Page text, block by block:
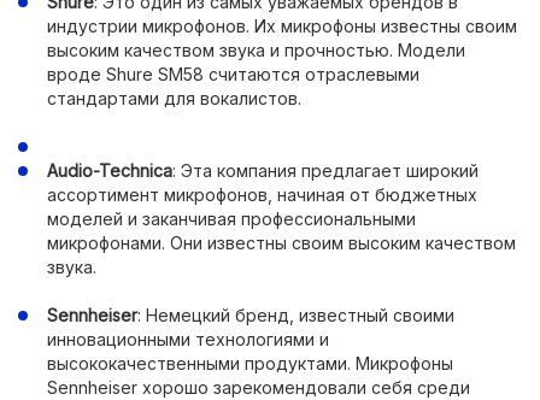
индустрии микрофонов. Их микрофоны известны своим
высоким качеством звука и прочностью. Модели
вроде Shure SM58 считаются отраслевыми
стандартами для вокалистов.
Audio-Technica: Эта компания предлагает широкий
ассортимент микрофонов, начиная от бюджетных
моделей и заканчивая профессиональными
микрофонами. Они известны своим высоким качеством
звука.
Sennheiser: Немецкий бренд, известный своими
инновационными технологиями и
высококачественными продуктами. Микрофоны
Sennheiser хорошо зарекомендовали себя среди